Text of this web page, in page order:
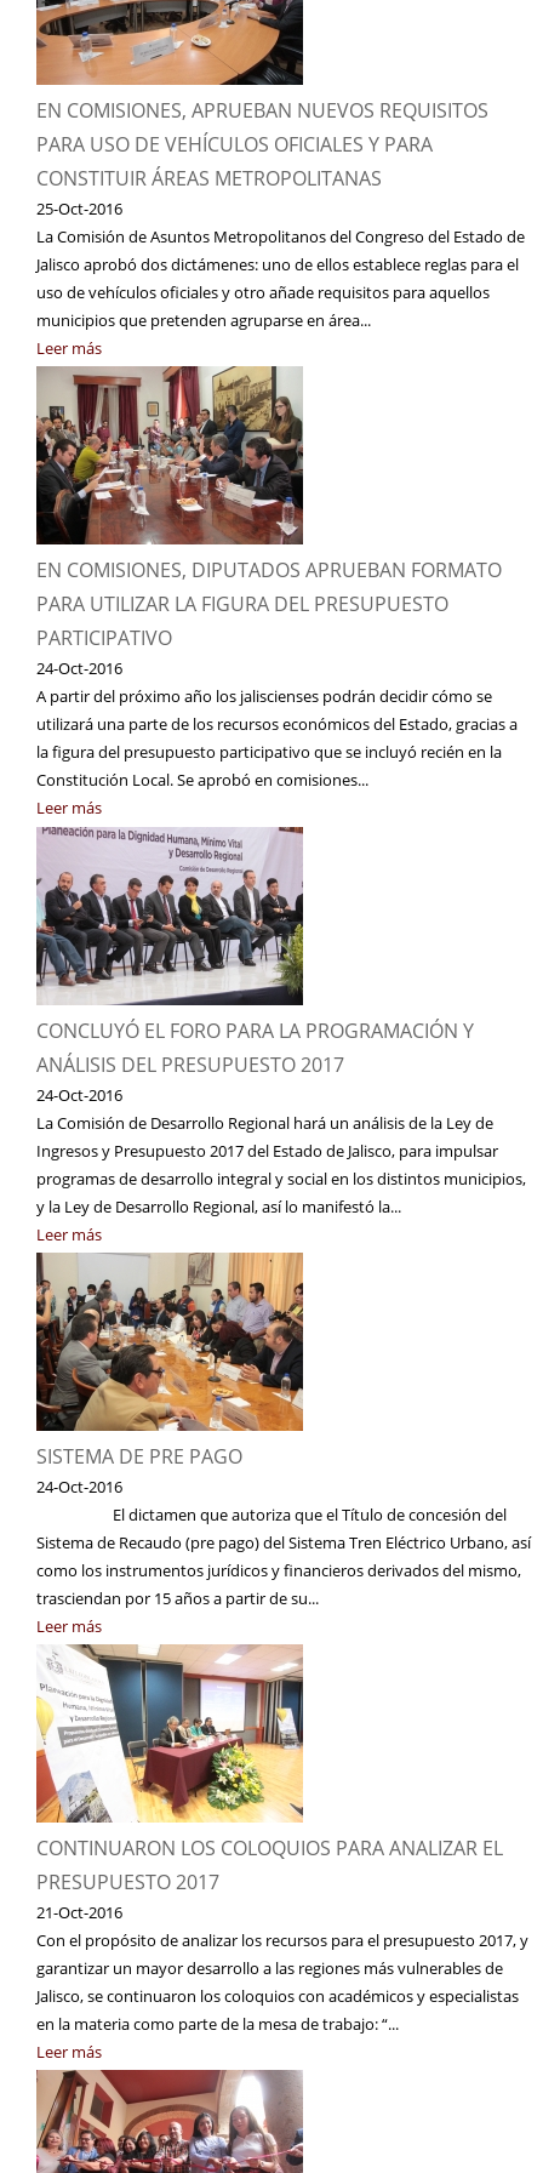
EN COMISIONES, APRUEBAN NUEVOS REQUISITOS
PARA USO DE VEHÍCULOS OFICIALES Y PARA
CONSTITUIR ÁREAS METROPOLITANAS
25-Oct-2016
La Comisión de Asuntos Metropolitanos del Congreso del Estado de
Jalisco aprobó dos dictámenes: uno de ellos establece reglas para el
uso de vehículos oficiales y otro añade requisitos para aquellos
municipios que pretenden agruparse en área...
Leer más
EN COMISIONES, DIPUTADOS APRUEBAN FORMATO
PARA UTILIZAR LA FIGURA DEL PRESUPUESTO
PARTICIPATIVO
24-Oct-2016
A partir del próximo año los jaliscienses podrán decidir cómo se
utilizará una parte de los recursos económicos del Estado, gracias a
la figura del presupuesto participativo que se incluyó recién en la
Constitución Local. Se aprobó en comisiones...
Leer más
CONCLUYÓ EL FORO PARA LA PROGRAMACIÓN Y
ANÁLISIS DEL PRESUPUESTO 2017
24-Oct-2016
La Comisión de Desarrollo Regional hará un análisis de la Ley de
Ingresos y Presupuesto 2017 del Estado de Jalisco, para impulsar
programas de desarrollo integral y social en los distintos municipios,
y la Ley de Desarrollo Regional, así lo manifestó la...
Leer más
SISTEMA DE PRE PAGO
24-Oct-2016
El dictamen que autoriza que el Título de concesión del
Sistema de Recaudo (pre pago) del Sistema Tren Eléctrico Urbano, así
como los instrumentos jurídicos y financieros derivados del mismo,
trasciendan por 15 años a partir de su...
Leer más
CONTINUARON LOS COLOQUIOS PARA ANALIZAR EL
PRESUPUESTO 2017
21-Oct-2016
Con el propósito de analizar los recursos para el presupuesto 2017, y
garantizar un mayor desarrollo a las regiones más vulnerables de
Jalisco, se continuaron los coloquios con académicos y especialistas
en la materia como parte de la mesa de trabajo: “...
Leer más